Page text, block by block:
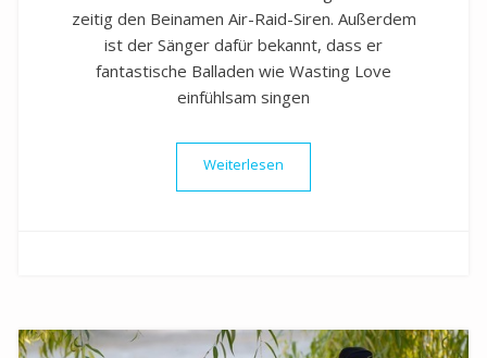
zeitig den Beinamen Air-Raid-Siren. Außerdem
ist der Sänger dafür bekannt, dass er
fantastische Balladen wie Wasting Love
einfühlsam singen